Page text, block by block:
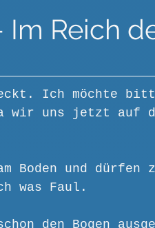
Im Reich
Ich möchte
wir uns jetzt auf
Boden und dürfen
was Faul.
den Bogen